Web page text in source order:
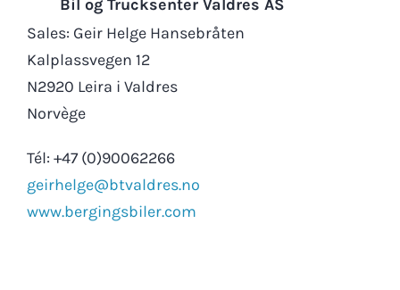
Bil og Trucksenter Valdres AS
Sales: Geir Helge Hansebråten
Kalplassvegen 12
N2920 Leira i Valdres
Norvège
Tél: +47 (0)90062266
geirhelge@btvaldres.no
www.bergingsbiler.com